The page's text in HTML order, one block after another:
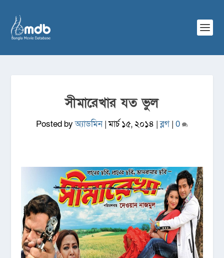
সীমারেখার যত ভুল
Posted byঅ্যাডমিন|মার্চ ১৫, ২০১৪ |ব্লগ | 0